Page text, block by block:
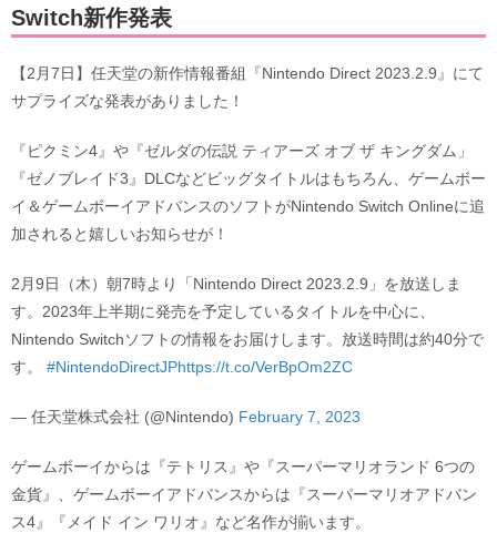
Switch新作発表
【2月7日】任天堂の新作情報番組『Nintendo Direct 2023.2.9』にて
サプライズな発表がありました！
『ピクミン4』や『ゼルダの伝説 ティアーズ オブ ザ キングダム」
『ゼノブレイド3』DLCなどビッグタイトルはもちろん、ゲームボー
イ＆ゲームボーイアドバンスのソフトがNintendo Switch Onlineに追
加されると嬉しいお知らせが！
2月9日（木）朝7時より「Nintendo Direct 2023.2.9」を放送しま
す。2023年上半期に発売を予定しているタイトルを中心に、
Nintendo Switchソフトの情報をお届けします。放送時間は約40分で
す。 #NintendoDirectJPhttps://t.co/VerBpOm2ZC
— 任天堂株式会社 (@Nintendo) February 7, 2023
ゲームボーイからは『テトリス』や『スーパーマリオランド 6つの
金貨』、ゲームボーイアドバンスからは『スーパーマリオアドバン
ス4』『メイド イン ワリオ』など名作が揃います。